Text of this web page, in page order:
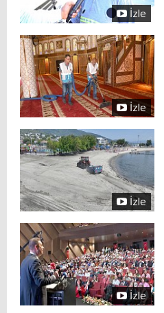
İzle
İzle
İzle
İzle